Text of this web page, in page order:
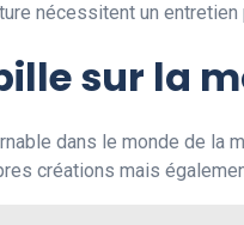
nécessitent un
sur la
dans le monde de la
créations mais